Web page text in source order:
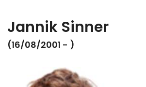
Jannik Sinner
(16/08/2001 - )